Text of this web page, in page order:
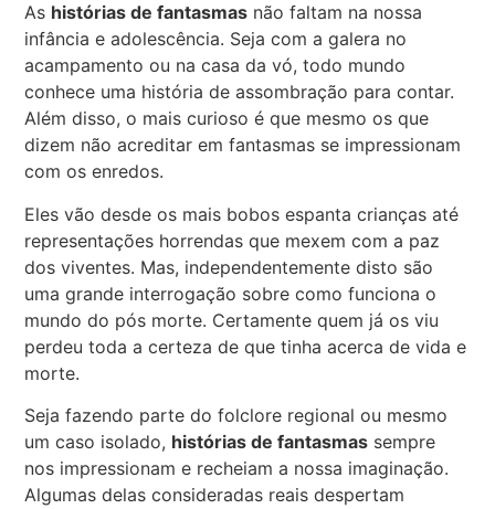
As histórias de fantasmas não faltam na nossa
infância e adolescência. Seja com a galera no
acampamento ou na casa da vó, todo mundo
conhece uma história de assombração para contar.
Além disso, o mais curioso é que mesmo os que
dizem não acreditar em fantasmas se impressionam
com os enredos.
Eles vão desde os mais bobos espanta crianças até
representações horrendas que mexem com a paz
dos viventes. Mas, independentemente disto são
uma grande interrogação sobre como funciona o
mundo do pós morte. Certamente quem já os viu
perdeu toda a certeza de que tinha acerca de vida e
morte.
Seja fazendo parte do folclore regional ou mesmo
um caso isolado, histórias de fantasmas sempre
nos impressionam e recheiam a nossa imaginação.
Algumas delas consideradas reais despertam